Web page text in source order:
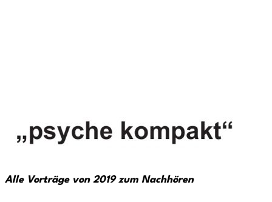
Alle Vorträge von 2019 zum Nachhören